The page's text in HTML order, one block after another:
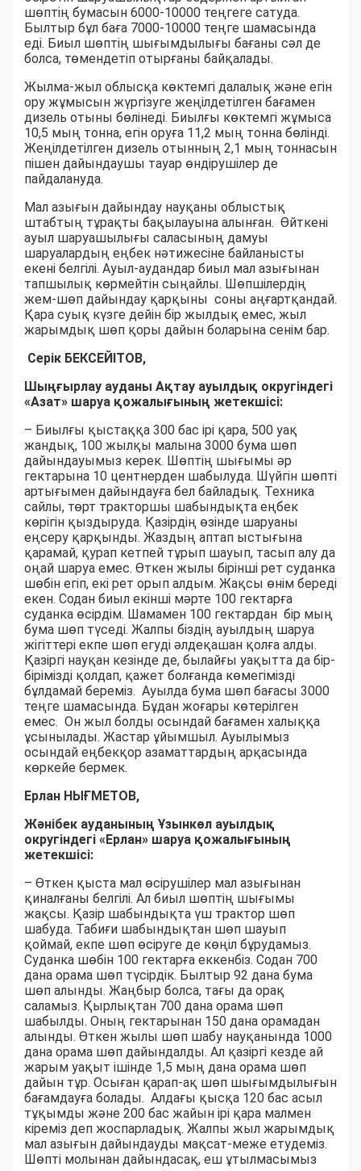
шөптің бумасын 6000-10000 теңгеге сатуда.
Былтыр бұл баға 7000-10000 теңге шамасында
еді. Биыл шөптің шығымдылығы бағаны сәл де
болса, төмендетіп отырғаны байқалады.
Жылма-жыл облысқа көктемгі далалық және егін
ору жұмысын жүргізуге жеңілдетілген бағамен
дизель отыны бөлінеді. Биылғы көктемгі жұмыса
10,5 мың тонна, егін оруға 11,2 мың тонна бөлінді.
Жеңілдетілген дизель отынның 2,1 мың тоннасын
пішен дайындаушы тауар өндірушілер де
пайдалануда.
Мал азығын дайындау науқаны облыстық
штабтың тұрақты бақылауына алынған. Өйткені
ауыл шаруашылығы саласының дамуы
шаруалардың еңбек нәтижесіне байланысты
екені белгілі. Ауыл-аудандар биыл мал азығынан
тапшылық көрмейтін сыңайлы. Шөпшілердің
жем-шөп дайындау қарқыны соны аңғартқандай.
Қара суық күзге дейін бір жылдық емес, жыл
жарымдық шөп қоры дайын боларына сенім бар.
Серік БЕКСЕЙІТОВ,
Шыңғырлау ауданы Ақтау ауылдық округіндегі
«Азат» шаруа қожалығының жетекшісі:
– Биылғы қыстаққа 300 бас ірі қара, 500 уақ
жандық, 100 жылқы малына 3000 бума шөп
дайындауымыз керек. Шөптің шығымы әр
гектарына 10 центнерден шабылуда. Шүйгін шөпті
артығымен дайындауға бел байладық. Техника
сайлы, төрт тракторшы шабындықта еңбек
көрігін қыздыруда. Қазірдің өзінде шаруаны
еңсеру қарқынды. Жаздың аптап ыстығына
қарамай, қурап кетпей тұрып шауып, тасып алу да
оңай шаруа емес. Өткен жылы бірінші рет суданка
шөбін егіп, екі рет орып алдым. Жақсы өнім береді
екен. Содан биыл екінші мәрте 100 гектарға
суданка өсірдім. Шамамен 100 гектардан бір мың
бума шөп түседі. Жалпы біздің ауылдың шаруа
жігіттері екпе шөп егуді әлдеқашан қолға алды.
Қазіргі науқан кезінде де, былайғы уақытта да бір-
бірімізді қолдап, қажет болғанда көмегімізді
бұлдамай береміз. Ауылда бума шөп бағасы 3000
теңге шамасында. Бұдан жоғары көтерілген
емес. Он жыл болды осындай бағамен халыққа
ұсынылады. Жастар ұйымшыл. Ауылымыз
осындай еңбекқор азаматтардың арқасында
көркейе бермек.
Ерлан НЫҒМЕТОВ,
Жәнібек ауданының Ұзынкөл ауылдық
округіндегі «Ерлан» шаруа қожалығының
жетекшісі:
– Өткен қыста мал өсірушілер мал азығынан
қиналғаны белгілі. Ал биыл шөптің шығымы
жақсы. Қазір шабындықта үш трактор шөп
шабуда. Табиғи шабындықтан шөп шауып
қоймай, екпе шөп өсіруге де көңіл бұрудамыз.
Суданка шөбін 100 гектарға еккенбіз. Содан 700
дана орама шөп түсірдік. Былтыр 92 дана бума
шөп алынды. Жаңбыр болса, тағы да орақ
саламыз. Қырлықтан 700 дана орама шөп
шабылды. Оның гектарынан 150 дана орамадан
алынды. Өткен жылы шөп шабу науқанында 1000
дана орама шөп дайындалды. Ал қазіргі кезде ай
жарым уақыт ішінде 1,5 мың дана орама шөп
дайын тұр. Осыған қарап-ақ шөп шығымдылығын
бағамдауға болады. Алдағы қысқа 120 бас асыл
тұқымды және 200 бас жайын ірі қара малмен
кіреміз деп жоспарладық. Жалпы жыл жарымдық
мал азығын дайындауды мақсат-меже етудеміз.
Шөпті молынан дайындасақ, еш ұтылмасымыз